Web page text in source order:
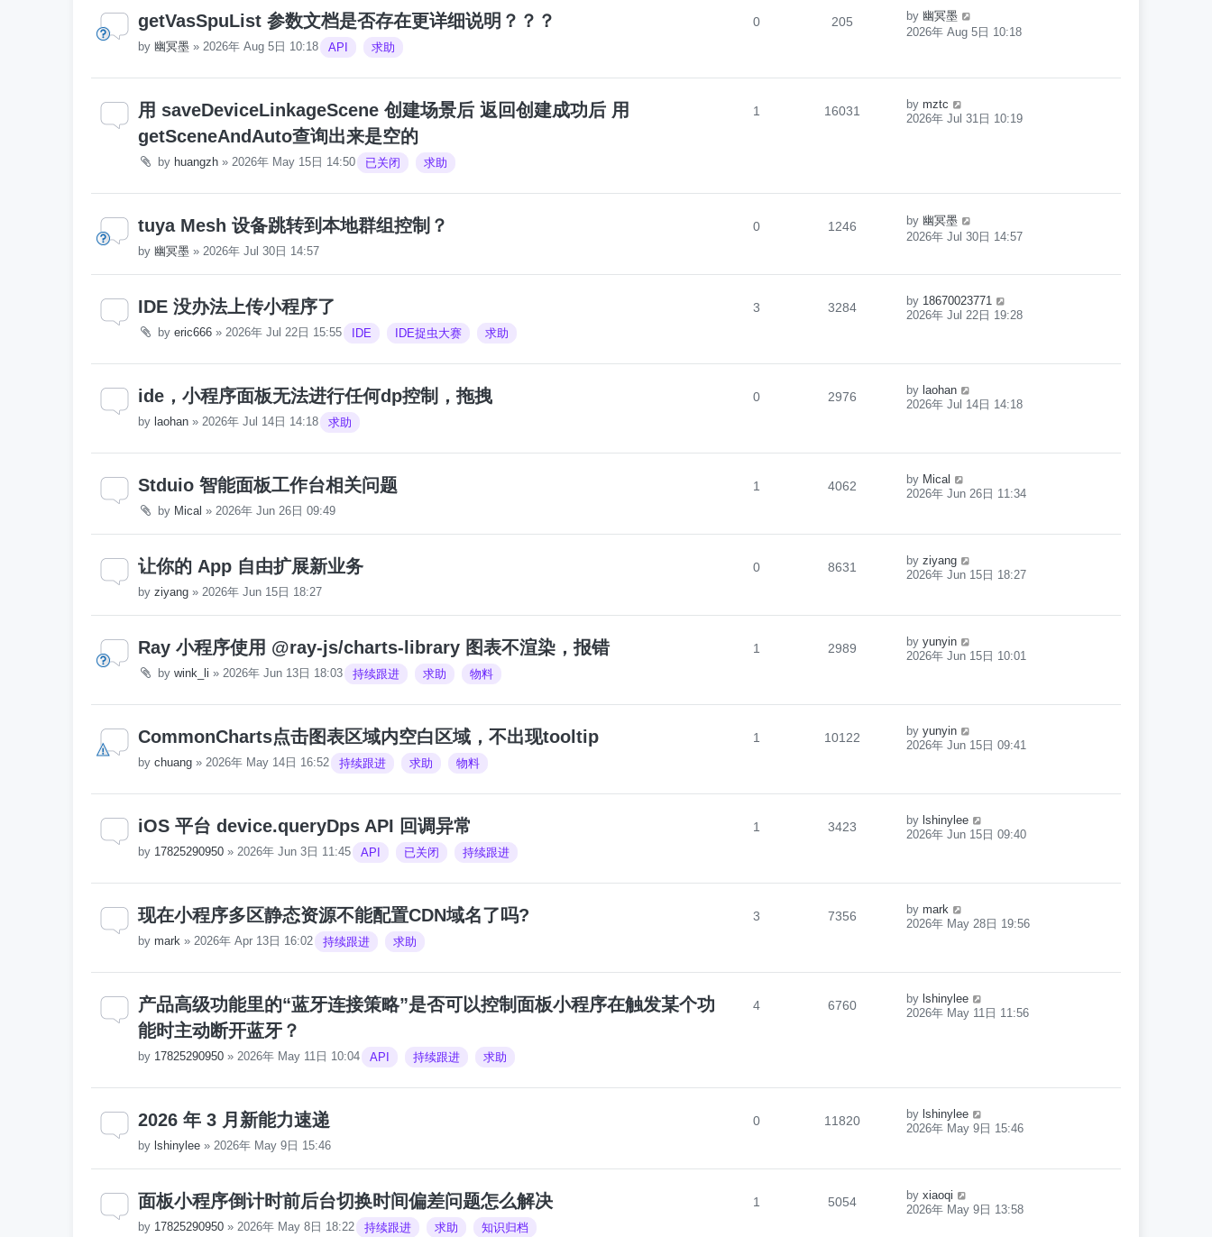
getVasSpuList 参数文档是否存在更详细说明？？？
by 幽冥墨 » 2026年 Aug 5日 10:18 API 求助
0 205 by 幽冥墨
2026年 Aug 5日 10:18
用 saveDeviceLinkageScene 创建场景后 返回创建成功后 用
getSceneAndAuto查询出来是空的
by huangzh » 2026年 May 15日 14:50 已关闭 求助
1 16031 by mztc
2026年 Jul 31日 10:19
tuya Mesh 设备跳转到本地群组控制？
by 幽冥墨 » 2026年 Jul 30日 14:57
0 1246 by 幽冥墨
2026年 Jul 30日 14:57
IDE 没办法上传小程序了
by eric666 » 2026年 Jul 22日 15:55 IDE IDE捉虫大赛 求助
3 3284 by 18670023771
2026年 Jul 22日 19:28
ide，小程序面板无法进行任何dp控制，拖拽
by laohan » 2026年 Jul 14日 14:18 求助
0 2976 by laohan
2026年 Jul 14日 14:18
Stduio 智能面板工作台相关问题
by Mical » 2026年 Jun 26日 09:49
1 4062 by Mical
2026年 Jun 26日 11:34
让你的 App 自由扩展新业务
by ziyang » 2026年 Jun 15日 18:27
0 8631 by ziyang
2026年 Jun 15日 18:27
Ray 小程序使用 @ray-js/charts-library 图表不渲染，报错
by wink_li » 2026年 Jun 13日 18:03 持续跟进 求助 物料
1 2989 by yunyin
2026年 Jun 15日 10:01
CommonCharts点击图表区域内空白区域，不出现tooltip
by chuang » 2026年 May 14日 16:52 持续跟进 求助 物料
1 10122 by yunyin
2026年 Jun 15日 09:41
iOS 平台 device.queryDps API 回调异常
by 17825290950 » 2026年 Jun 3日 11:45 API 已关闭 持续跟进
1 3423 by lshinylee
2026年 Jun 15日 09:40
现在小程序多区静态资源不能配置CDN域名了吗?
by mark » 2026年 Apr 13日 16:02 持续跟进 求助
3 7356 by mark
2026年 May 28日 19:56
产品高级功能里的“蓝牙连接策略”是否可以控制面板小程序在触发某个功
能时主动断开蓝牙？
by 17825290950 » 2026年 May 11日 10:04 API 持续跟进 求助
4 6760 by lshinylee
2026年 May 11日 11:56
2026 年 3 月新能力速递
by lshinylee » 2026年 May 9日 15:46
0 11820 by lshinylee
2026年 May 9日 15:46
面板小程序倒计时前后台切换时间偏差问题怎么解决
by 17825290950 » 2026年 May 8日 18:22 持续跟进 求助 知识归档
1 5054 by xiaoqi
2026年 May 9日 13:58